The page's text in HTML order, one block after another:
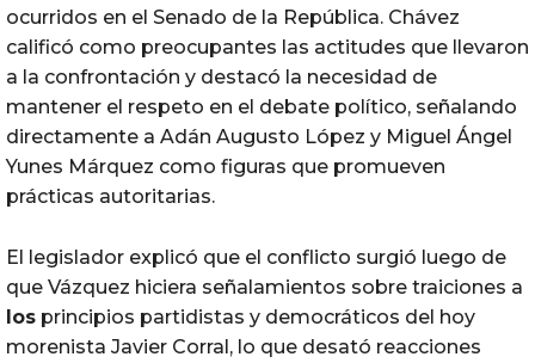
ocurridos en el Senado de la República. Chávez
calificó como preocupantes las actitudes que llevaron
a la confrontación y destacó la necesidad de
mantener el respeto en el debate político, señalando
directamente a Adán Augusto López y Miguel Ángel
Yunes Márquez como figuras que promueven
prácticas autoritarias.
El legislador explicó que el conflicto surgió luego de
que Vázquez hiciera señalamientos sobre traiciones a
los principios partidistas y democráticos del hoy
morenista Javier Corral, lo que desató reacciones